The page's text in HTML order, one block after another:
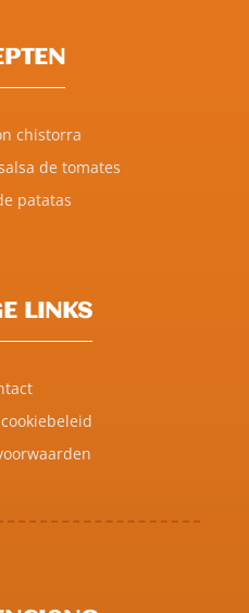
chistorra
de tomates
patatas
LINKS